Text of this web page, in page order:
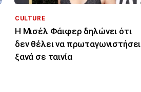
CULTURE
Η Μισέλ Φάιφερ δηλώνει ότι
δεν θέλει να πρωταγωνιστήσει
ξανά σε ταινία